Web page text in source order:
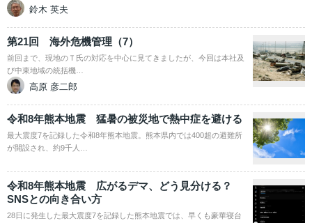
鈴木 英夫
第21回 海外危機管理（7）
前回まで、現地のＴ氏の対応を中心に見てきましたが、今回は本社及
び中東地域の統括機…
高原 彦二郎
令和8年熊本地震 猛暑の被災地で熱中症を避ける
最大震度7を記録した令和8年熊本地震。熊本県内では400超の避難所
が開設され、約9千人…
令和8年熊本地震 広がるデマ、どう見分ける？
SNSとの向き合い方
28日に発生した最大震度7を記録した熊本地震では、早くも豪華寝台